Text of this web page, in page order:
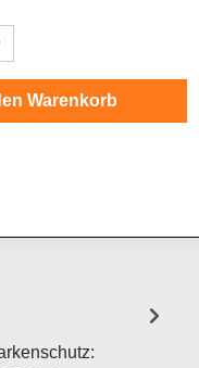
gewünschten
Warenkorb